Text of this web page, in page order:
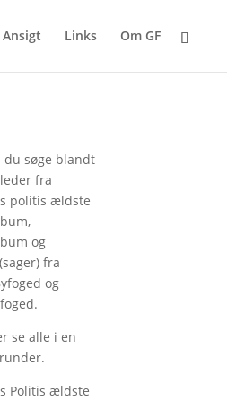
Links Om GF
du søge blandt
fra
politis ældste
og
fra
og
se alle i en
Politis ældste